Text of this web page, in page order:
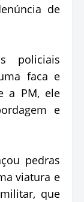
de
policiais
faca e
a PM, ele
e
pedras
viatura e
que